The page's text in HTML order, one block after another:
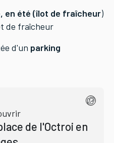
en été (îlot de fraîcheur)
de fraîcheur
d'un parking
de l'Octroi en